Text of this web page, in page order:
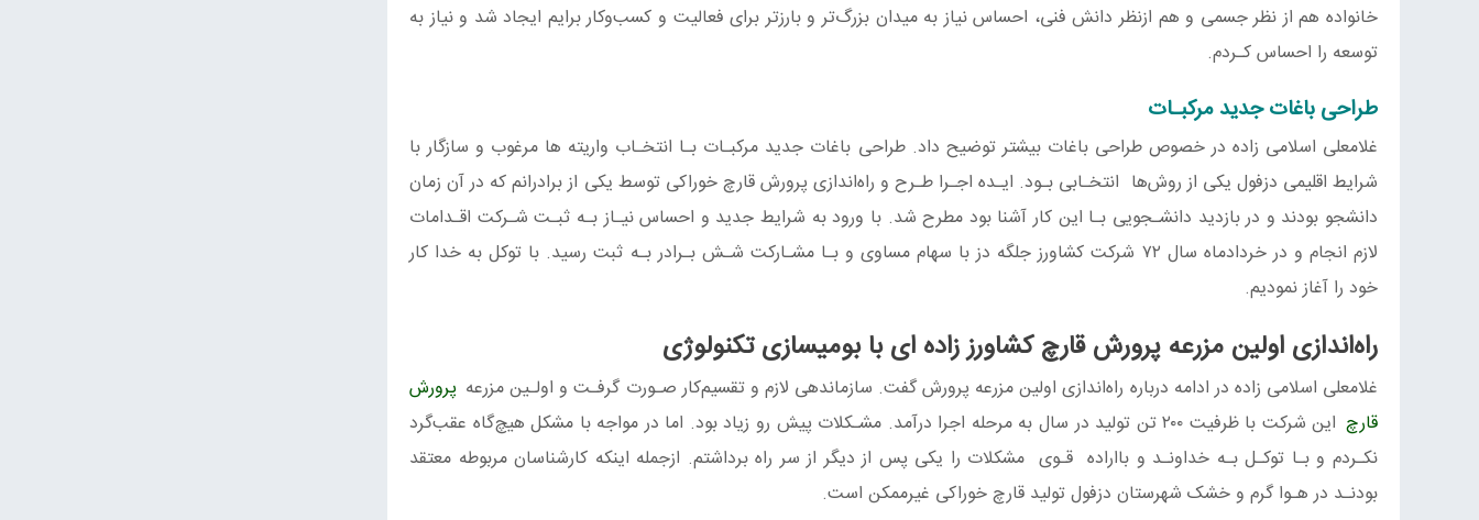
خانواده هم از نظر جسمی و هم ازنظر دانش فنی، احساس نیاز به میدان بزرگ‌تر و بارزتر برای فعالیت و کسب‌وکار برایم ایجاد شد و نیاز به
توسعه را احساس کـردم.
طراحی باغات جدید مرکبـات
غلامعلی اسلامی زاده در خصوص طراحی باغات بیشتر توضیح داد. طراحی باغات جدید مرکبـات بـا انتخـاب واریته ها مرغوب و سازگار با
شرایط اقلیمی دزفول یکی از روش‌ها انتخـابی بـود. ایـده اجـرا طـرح و راه‌اندازی پرورش قارچ خوراکی توسط یکی از برادرانم که در آن زمان
دانشجو بودند و در بازدید دانشـجویی بـا این کار آشنا بود مطرح شد. با ورود به شرایط جدید و احساس نیـاز بـه ثبـت شـرکت اقـدامات
لازم انجام و در خردادماه سال ۷۲ شرکت کشاورز جلگه دز با سهام مساوی و بـا مشـارکت شـش بـرادر بـه ثبت رسید. با توکل به خدا کار
خود را آغاز نمودیم.
راه‌اندازی اولین مزرعه پرورش قارچ کشاورز زاده ای با بومی‎سازی تکنولوژی
غلامعلی اسلامی زاده در ادامه درباره راه‌اندازی اولین مزرعه پرورش گفت. سازماندهی لازم و تقسیم‌کار صـورت گرفـت و اولـین مزرعه پرورش
قارچ
این شرکت با ظرفیت ۲۰۰ تن تولید در سال به مرحله اجرا درآمد. مشـکلات پیش رو زیاد بود. اما در مواجه با مشکل هیچ‌گاه عقب‌گرد
نکـردم و بـا توکـل بـه خداونـد و بااراده قـوی مشکلات را یکی پس از دیگر از سر راه برداشتم. ازجمله اینکه کارشناسان مربوطه معتقد
بودنـد در هـوا گرم و خشک شهرستان دزفول تولید قارچ خوراکی غیرممکن است.